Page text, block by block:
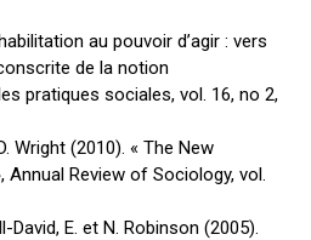
au pouvoir d’agir : vers
de la notion
pratiques sociales, vol. 16, no 2,
Wright (2010). « The New
Annual Review of Sociology, vol.
David, E. et N. Robinson (2005).